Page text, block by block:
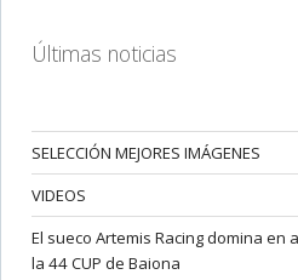
Últimas noticias
SELECCIÓN MEJORES IMÁGENES
VIDEOS
El sueco Artemis Racing domina en
la 44 CUP de Baiona